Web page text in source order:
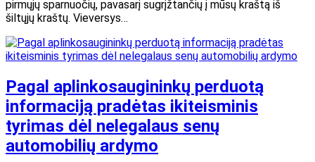
pirmųjų sparnuočių, pavasarį sugrįžtančių į mūsų kraštą iš
šiltųjų kraštų. Vieversys…
Pagal aplinkosaugininkų perduotą
informaciją pradėtas ikiteisminis
tyrimas dėl nelegalaus senų
automobilių ardymo